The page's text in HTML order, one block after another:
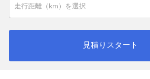
見積りスタート